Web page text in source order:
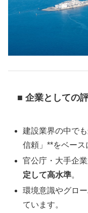
■ 企業としての
建設業界の中で
信頼」**をベース
官公庁・大手企
定して高水準。
環境意識やグロ
ています。